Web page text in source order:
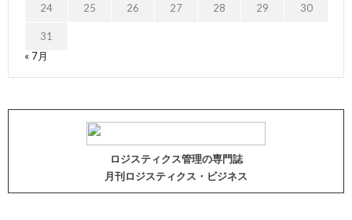
24 25 26 27 28 29 30
31
« 7月
ロジスティクス管理の専門誌
月刊ロジスティクス・ビジネス